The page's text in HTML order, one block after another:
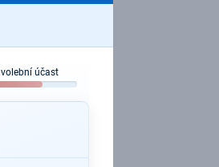
volební účast